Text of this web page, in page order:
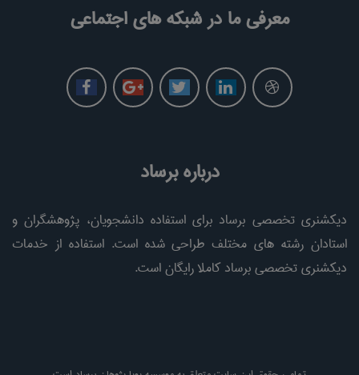
معرفی ما در شبکه های اجتماعی
درباره برساد
دیکشنری تخصصی برساد برای استفاده دانشجویان، پژوهشگران و
استادان رشته های مختلف طراحی شده است. استفاده از خدمات
دیکشنری تخصصی برساد کاملا رایگان است.